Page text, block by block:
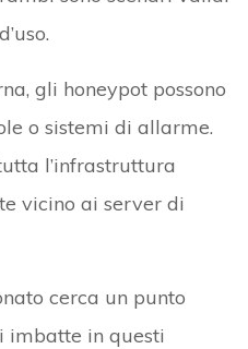
gli honeypot possono
o sistemi di allarme.
l’infrastruttura
vicino ai server di
cerca un punto
imbatte in questi